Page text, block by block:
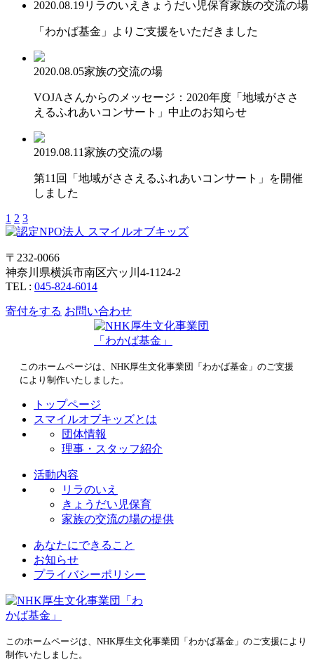
2020.08.19リラのいえ きょうだい児保育家族の交流の場
「わかば基金」よりご支援をいただきました
2020.08.05家族の交流の場
VOJAさんからのメッセージ：2020年度「地域がささ
えるふれあいコンサート」中止のお知らせ
2019.08.11家族の交流の場
第11回「地域がささえるふれあいコンサート」を開催
しました
1 2 3
〒232-0066
神奈川県横浜市南区六ッ川4-1124-2
TEL : 045-824-6014
寄付をする お問い合わせ
このホームページは、NHK厚生文化事業団「わかば基金」のご支援
により制作いたしました。
トップページ
スマイルオブキッズとは
団体情報
理事・スタッフ紹介
活動内容
リラのいえ
きょうだい児保育
家族の交流の場の提供
あなたにできること
お知らせ
プライバシーポリシー
このホームページは、NHK厚生文化事業団「わかば基金」のご支援により
制作いたしました。